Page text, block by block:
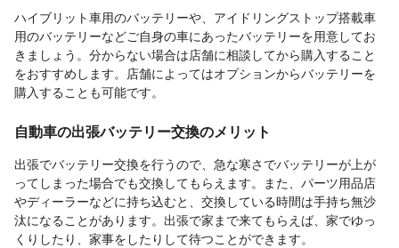
ハイブリット車用のバッテリーや、アイドリングストップ搭載車
用のバッテリーなどご自身の車にあったバッテリーを用意してお
きましょう。分からない場合は店舗に相談してから購入すること
をおすすめします。店舗によってはオプションからバッテリーを
購入することも可能です。
自動車の出張バッテリー交換のメリット
出張でバッテリー交換を行うので、急な寒さでバッテリーが上が
ってしまった場合でも交換してもらえます。また、パーツ用品店
やディーラーなどに持ち込むと、交換している時間は手持ち無沙
汰になることがあります。出張で家まで来てもらえば、家でゆっ
くりしたり、家事をしたりして待つことができます。